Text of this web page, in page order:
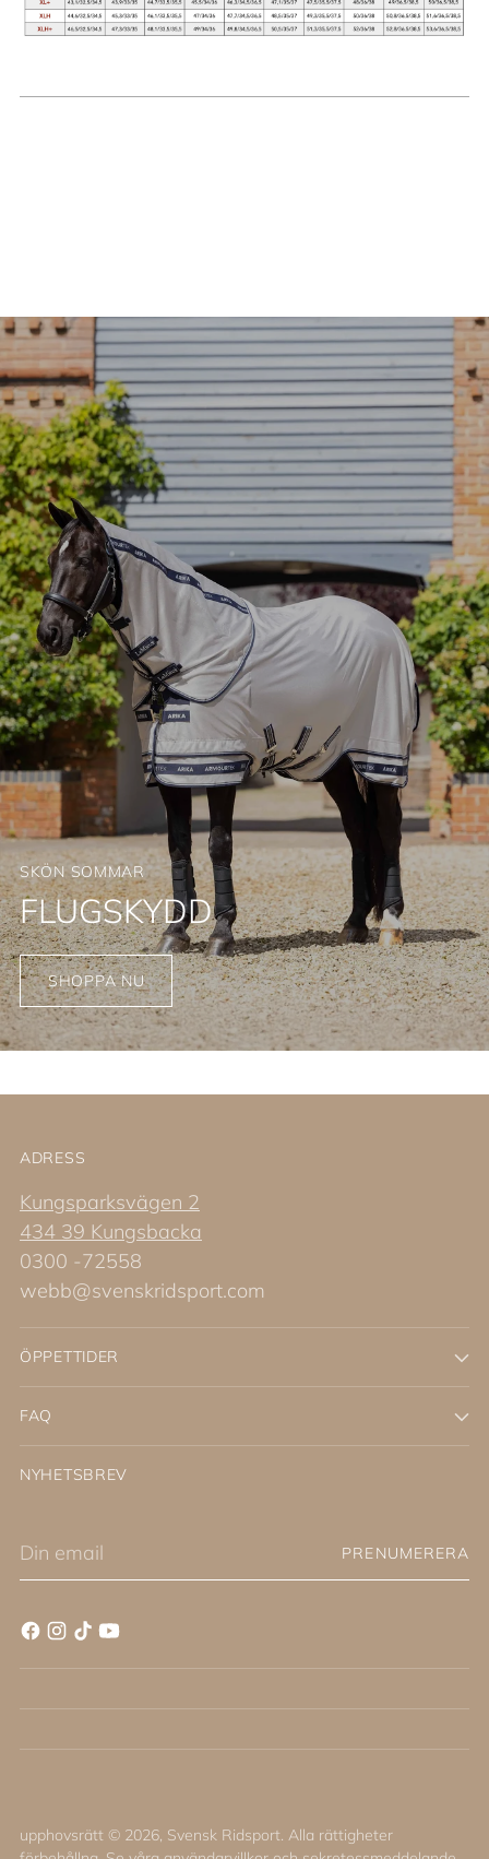
SKÖN SOMMAR
FLUGSKYDD
SHOPPA NU
ADRESS
Kungsparksvägen 2
434 39 Kungsbacka
0300 -72558
webb@svenskridsport.com
ÖPPETTIDER
FAQ
NYHETSBREV
Din
PRENUMERERA
upphovsrätt © 2026, Svensk Ridsport. Alla rättigheter